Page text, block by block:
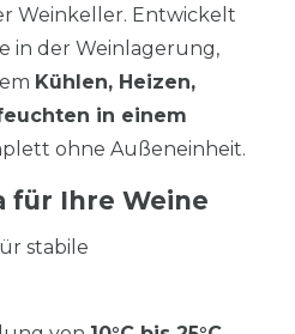
Weinkeller. Entwickelt
in der Weinlagerung,
Kühlen, Heizen,
in einem
ohne Außeneinheit.
für Ihre Weine
stabile